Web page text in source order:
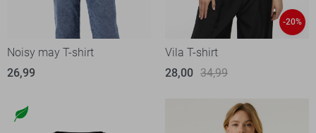
Noisy may T-shirt
26,99
-20%
Vila T-shirt
28,00 34,99